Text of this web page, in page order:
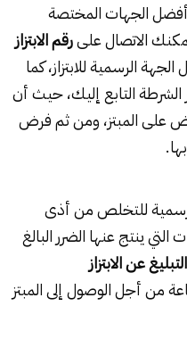
الجهات المختصة
يمكنك الاتصال علىرقم الابتزاز
الرسمية للابتزاز، كما
التابع إليك، حيث أن
على المبتز، ومن ثم فرض
للتخلص من أذى
ينتج عنها الضرر البالغ
عن الابتزاز
من أجل الوصول إلى المبتز